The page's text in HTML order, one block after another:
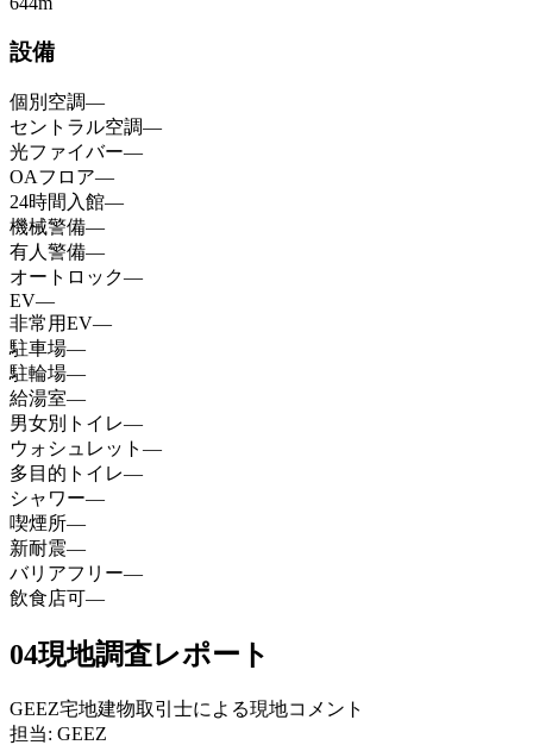
設備
個別空調—
セントラル空調—
光ファイバー—
OAフロア—
24時間入館—
機械警備—
有人警備—
オートロック—
EV—
非常用EV—
駐車場—
駐輪場—
給湯室—
男女別トイレ—
ウォシュレット —
多目的トイレ—
シャワー—
喫煙所—
新耐震—
バリアフリー—
飲食店可—
04現地調査レポート
GEEZ宅地建物取引士による現地コメント
担当: GEEZ